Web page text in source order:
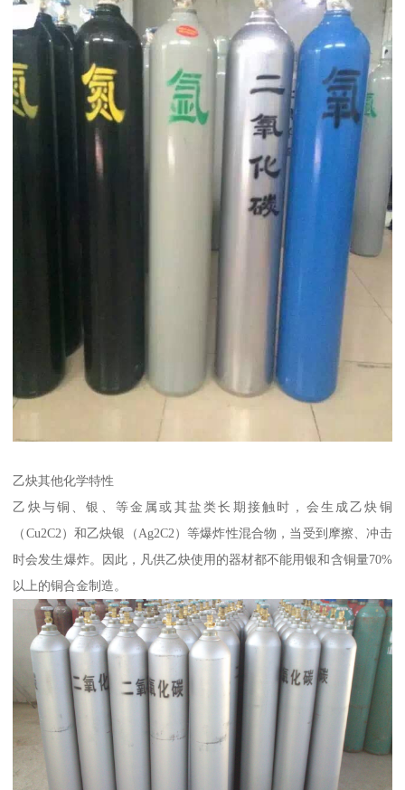
乙炔其他化学特性
乙炔与铜、银、等金属或其盐类长期接触时，会生成乙炔铜
（Cu2C2）和乙炔银（Ag2C2）等爆炸性混合物，当受到摩擦、冲击
时会发生爆炸。因此，凡供乙炔使用的器材都不能用银和含铜量70%
以上的铜合金制造。